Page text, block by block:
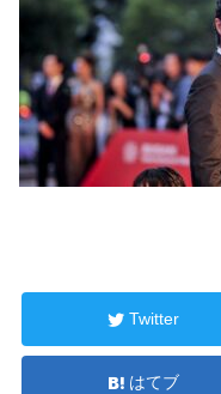
Twitter
はてブ